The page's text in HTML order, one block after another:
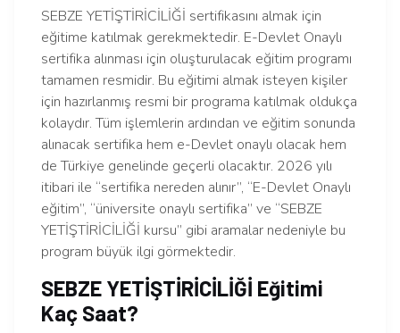
SEBZE YETİŞTİRİCİLİĞİ sertifikasını almak için
eğitime katılmak gerekmektedir. E-Devlet Onaylı
sertifika alınması için oluşturulacak eğitim programı
tamamen resmidir. Bu eğitimi almak isteyen kişiler
için hazırlanmış resmi bir programa katılmak oldukça
kolaydır. Tüm işlemlerin ardından ve eğitim sonunda
alınacak sertifika hem e-Devlet onaylı olacak hem
de Türkiye genelinde geçerli olacaktır. 2026 yılı
itibari ile “sertifika nereden alınır”, “E-Devlet Onaylı
eğitim”, “üniversite onaylı sertifika” ve “SEBZE
YETİŞTİRİCİLİĞİ kursu” gibi aramalar nedeniyle bu
program büyük ilgi görmektedir.
SEBZE YETİŞTİRİCİLİĞİ Eğitimi
Kaç Saat?